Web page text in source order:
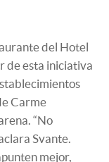
del Hotel
de esta iniciativa
Carme
“No
Svante.
mejor,